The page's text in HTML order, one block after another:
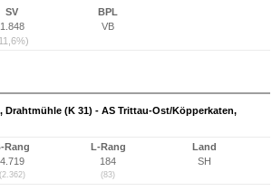
SV
1.848
BPL
VB
Drahtmühle (K 31) - AS Trittau-Ost/Köpperkaten,
Rang
4.719
(2.362)
L-Rang
184
(83)
Land
SH